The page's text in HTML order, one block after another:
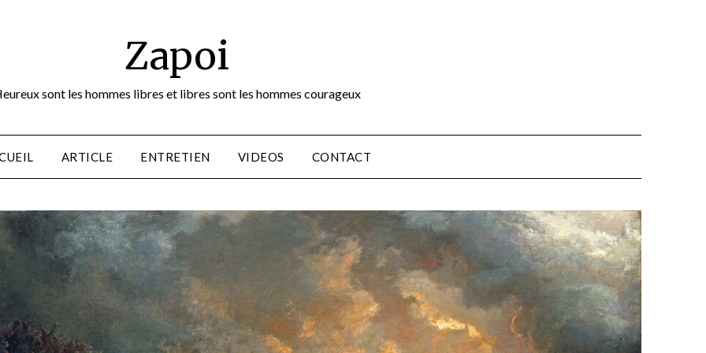
Zapoi
sont les hommes libres et libres sont les hommes courageux
ARTICLE ENTRETIEN VIDEOS CONTACT